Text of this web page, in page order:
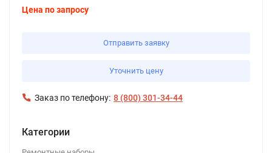
Цена по запросу
Отправить заявку
Уточнить цену
Заказ по телефону: 8 (800) 301-34-44
Категории